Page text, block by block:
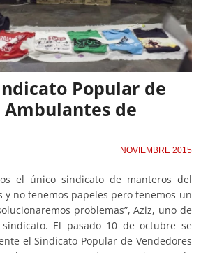
Popular de
Ambulantes de
NOVIEMBRE 2015
el único sindicato de manteros del
y no tenemos papeles pero tenemos un
problemas”, Aziz, uno de
El pasado 10 de octubre se
el Sindicato Popular de Vendedores